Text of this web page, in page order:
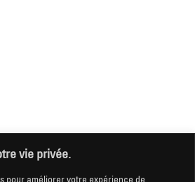
vie privée.
pour améliorer votre expérience de